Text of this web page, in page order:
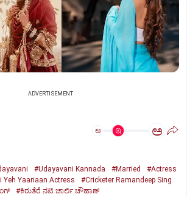
ADVERTISEMENT
ಅ ಅ
#Udayavani Kannada #Married
#Actress
Yeh Yaariaan Actress
#Cricketer Ramandeep Sing
#ಕಿರುತೆರೆ ನಟಿ ಚಾರ್ಲಿ ಚೌಹಾಣ್